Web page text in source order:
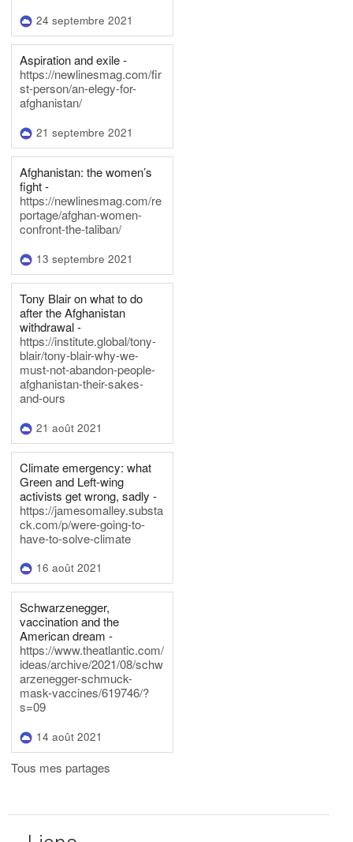
24 septembre 2021
Aspiration and exile -
https://newlinesmag.com/fir
st-person/an-elegy-for-
afghanistan/
21 septembre 2021
Afghanistan: the women’s
fight -
https://newlinesmag.com/re
portage/afghan-women-
confront-the-taliban/
13 septembre 2021
Tony Blair on what to do
after the Afghanistan
withdrawal -
https://institute.global/tony-
blair/tony-blair-why-we-
must-not-abandon-people-
afghanistan-their-sakes-
and-ours
21 août 2021
Climate emergency: what
Green and Left-wing
activists get wrong, sadly -
https://jamesomalley.substa
ck.com/p/were-going-to-
have-to-solve-climate
16 août 2021
Schwarzenegger,
vaccination and the
American dream -
https://www.theatlantic.com/
ideas/archive/2021/08/schw
arzenegger-schmuck-
mask-vaccines/619746/?
s=09
14 août 2021
Tous mes partages